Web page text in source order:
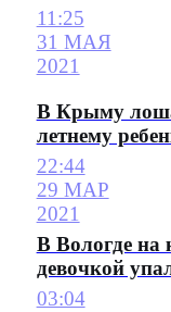
11:25
31 МАЯ
2021
В Крыму
летнему
22:44
29 МАР
2021
В Вологде на
девочкой
03:04